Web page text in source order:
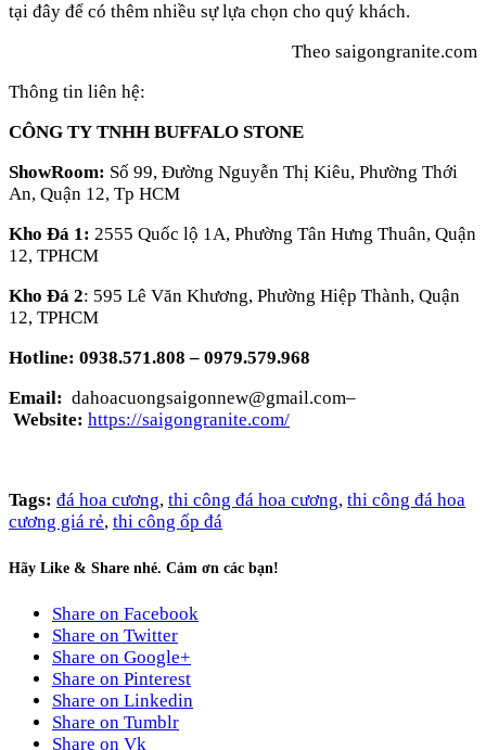
tại đây để có thêm nhiều sự lựa chọn cho quý khách.
Theo saigongranite.com
Thông tin liên hệ:
CÔNG TY TNHH BUFFALO STONE
ShowRoom: Số 99, Đường Nguyễn Thị Kiêu, Phường Thới
An, Quận 12, Tp HCM
Kho Đá 1: 2555 Quốc lộ 1A, Phường Tân Hưng Thuân, Quận
12, TPHCM
Kho Đá 2: 595 Lê Văn Khương, Phường Hiệp Thành, Quận
12, TPHCM
Hotline: 0938.571.808 – 0979.579.968
Email: dahoacuongsaigonnew@gmail.com–
Website: https://saigongranite.com/
Tags: đá hoa cương, thi công đá hoa cương, thi công đá hoa
cương giá rẻ, thi công ốp đá
Hãy Like & Share nhé. Cảm ơn các bạn!
Share on Facebook
Share on Twitter
Share on Google+
Share on Pinterest
Share on Linkedin
Share on Tumblr
Share on Vk